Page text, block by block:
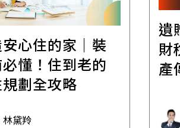
心住的家｜裝
懂！住到老的
劃全攻略
林黛羚
遺
財
產